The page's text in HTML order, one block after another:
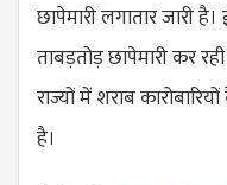
छापेमारी लगातार जारी
ताबड़तोड़ छापेमारी कर
राज्यों में शराब
है।